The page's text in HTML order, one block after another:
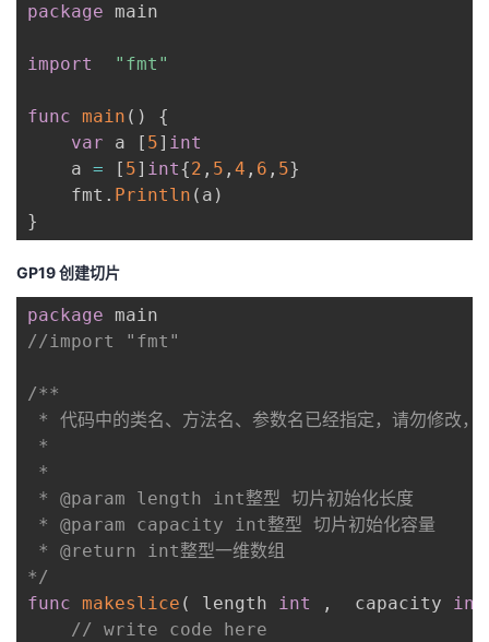
package main
import "fmt"
func main ( )
{
var a [ 5] int
    a
= [ 5] int{2 , 5 , 4 , 6 , 5}
    fmt
. Println ( a )
}
GP19 创建切片
package
//import "fmt"
/**
* 代码中的类名、方法名、参数名已经指定，请勿修改，
*
*
* @param length int整型 切片初始化长度
* @param capacity int整型 切片初始化容量
* @return int整型一维数组
*/
func makeslice ( length int ,
  capacity
int
// write code here